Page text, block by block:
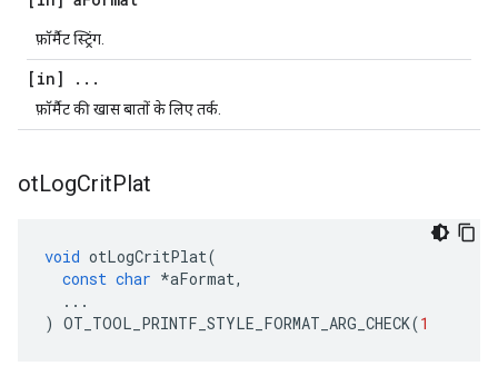
फ़ॉर्मैट स्ट्रिंग.
[in] . . .
फ़ॉर्मैट की खास बातों के लिए तर्क.
otLogCritPlat
void otLogCritPlat(
const char *aFormat,
...
) OT_TOOL_PRINTF_STYLE_FORMAT_ARG_CHECK(1